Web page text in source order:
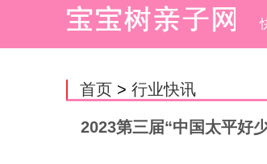
首页 > 行业快讯
2023第三届“中国太平好